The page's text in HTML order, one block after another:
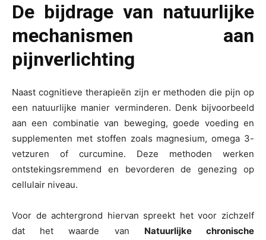
De bijdrage van natuurlijke
mechanismen aan
pijnverlichting
Naast cognitieve therapieën zijn er methoden die pijn op
een natuurlijke manier verminderen. Denk bijvoorbeeld
aan een combinatie van beweging, goede voeding en
supplementen met stoffen zoals magnesium, omega 3-
vetzuren of curcumine. Deze methoden werken
ontstekingsremmend en bevorderen de genezing op
cellulair niveau.
Voor de achtergrond hiervan spreekt het voor zichzelf
dat het waarde van Natuurlijke chronische